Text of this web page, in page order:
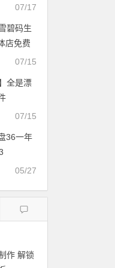
07/17
碧码生
店免费
07/15
全是漂
07/15
36一年
05/27
作 解锁